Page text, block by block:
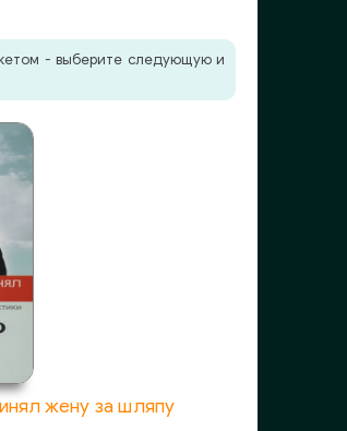
- выберите следующую и
жену за шляпу